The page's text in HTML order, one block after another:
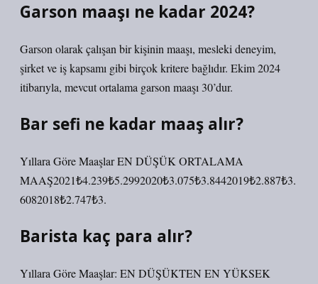
Garson maaşı ne kadar 2024?
Garson olarak çalışan bir kişinin maaşı, mesleki deneyim,
şirket ve iş kapsamı gibi birçok kritere bağlıdır. Ekim 2024
itibarıyla, mevcut ortalama garson maaşı 30’dur.
Bar sefi ne kadar maaş alır?
Yıllara Göre Maaşlar EN DÜŞÜK ORTALAMA
MAAŞ2021₺4.239₺5.2992020₺3.075₺3.8442019₺2.887₺3.
6082018₺2.747₺3.
Barista kaç para alır?
Yıllara Göre Maaşlar: EN DÜŞÜKTEN EN YÜKSEK